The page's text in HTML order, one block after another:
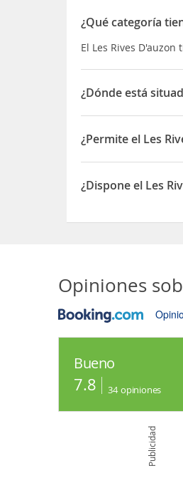
¿Qué categoría
El Les Rives
¿Dónde está
El Les Rives
¿Permite el Les
Sí, el Les Rives
¿Dispone el Les
Opiniones
Bueno
7.8 34 opiniones
Publicidad